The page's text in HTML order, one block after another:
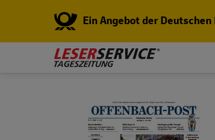
Ein Angebot der Deutschen